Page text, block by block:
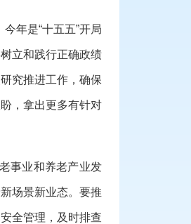
年是“十五五”开局
立和践行正确政绩
究推进工作，确保
，拿出更多有针对
事业和养老产业发
场景新业态。要推
全管理，及时排查